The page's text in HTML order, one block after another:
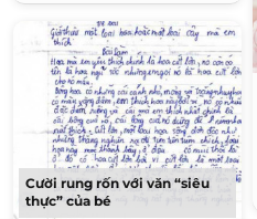
Cười rung rốn với văn “siêu
thực” của bé